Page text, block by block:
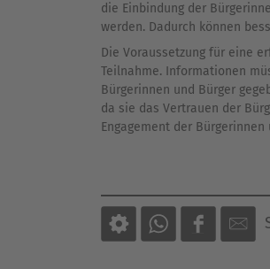
die Einbindung der
werden. Dadurch können
Die Voraussetzung für eine
Teilnahme. Informationen
Bürgerinnen und Bürger
da sie das Vertrauen der
Engagement der